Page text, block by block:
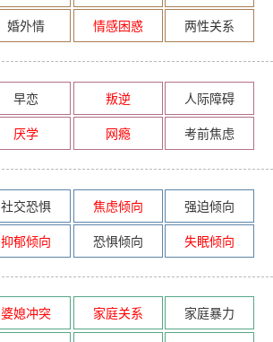
婚外情
情感困惑 两性关系
早恋 叛逆
人际障碍
厌学
网瘾 考前焦虑
社交恐惧 焦虑倾向
强迫倾向
抑郁倾向
恐惧倾向 失眠倾向
婆媳冲突 家庭关系
家庭暴力